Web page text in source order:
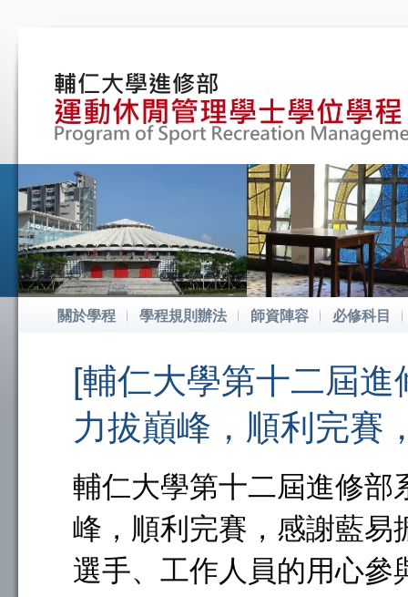
關於學程 學程規則辦法 師資陣容 必修科目
[輔仁大學第十二屆
力拔巔峰，順利完賽
輔仁大學第十二屆進修
峰，順利完賽，感謝藍
選手、工作人員的用心參